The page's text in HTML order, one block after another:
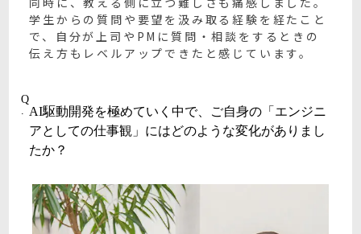
学生からの質問や要望を汲み取る経験を経たこと
で、自分が上司やPMに質問・相談をするときの
伝え方もレベルアップできたと感じています。
Q
AI駆動開発を極めていく中で、ご自身の「エンジニ
アとしての仕事観」にはどのような変化がありまし
たか？